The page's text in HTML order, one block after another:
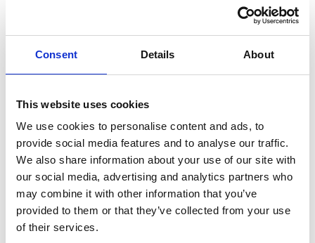
Consent Details About
This website uses cookies
We use cookies to personalise content and ads, to
provide social media features and to analyse our traffic.
We also share information about your use of our site with
our social media, advertising and analytics partners who
may combine it with other information that you’ve
provided to them or that they’ve collected from your use
of their services.
Se kart
Parkering langrennsløyper Austheia
ligger rett ved rundkjøringen, ved innkjørselen til
Hartevassvegen. Herfra kan du nå store deler av
løypenettet på Hovden. Det er gratis å parkere her.
Se kart
Dagparkering nord